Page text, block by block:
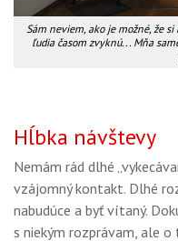
Sám neviem, ako je možné, že
ľudia časom zvyknú... Mňa
Hĺbka návštevy
Nemám rád dlhé
vzájomný kontakt. Dlhé
nabudúce a byť vítaný.
s niekým rozprávam, ale